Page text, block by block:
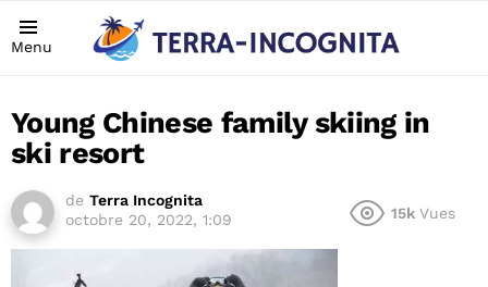
Menu
Young Chinese family skiing in
ski resort
de Terra Incognita
octobre 20, 2022, 1:09
15k Vues